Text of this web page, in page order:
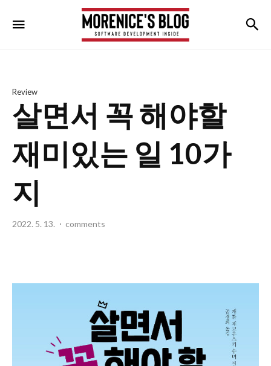
morenice's
blog
Review
살면서 꼭 해야할
재미있는 일 10가
지
2022. 5. 13. comments